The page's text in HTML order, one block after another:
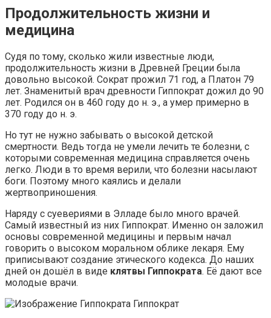
Продолжительность жизни и
медицина
Судя по тому, сколько жили известные люди,
продолжительность жизни в Древней Греции была
довольно высокой. Сократ прожил 71 год, а Платон 79
лет. Знаменитый врач древности Гиппократ дожил до 90
лет. Родился он в 460 году до н. э., а умер примерно в
370 году до н. э.
Но тут не нужно забывать о высокой детской
смертности. Ведь тогда не умели лечить те болезни, с
которыми современная медицина справляется очень
легко. Люди в то время верили, что болезни насылают
боги. Поэтому много каялись и делали
жертвоприношения.
Наряду с суевериями в Элладе было много врачей.
Самый известный из них Гиппократ. Именно он заложил
основы современной медицины и первым начал
говорить о высоком моральном облике лекаря. Ему
приписывают создание этического кодекса. До наших
дней он дошёл в виде клятвы Гиппократа. Её дают все
молодые врачи.
Гиппократ